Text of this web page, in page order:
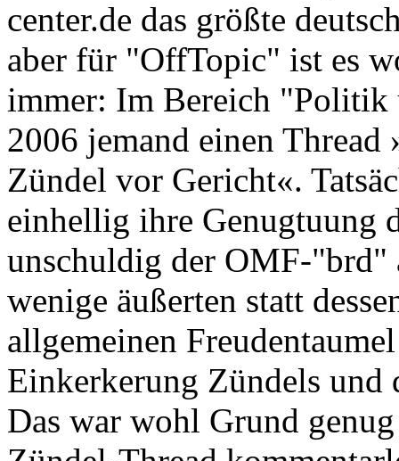
center.de das größte
aber für "OffTopic" ist es
immer: Im Bereich
2006 jemand einen
Zündel vor Gericht«.
einhellig ihre Genugtuung
unschuldig der OMF-"brd"
wenige äußerten statt
allgemeinen
Einkerkerung Zündels und
Das war wohl Grund